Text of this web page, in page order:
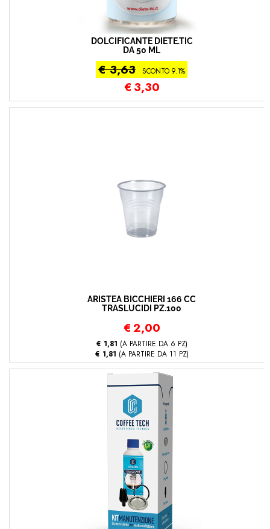
DOLCIFICANTE DIETE.TIC
DA 50 ML
€ 3,63 SCONTO 9.1%
€ 3,30
ARISTEA BICCHIERI 166 CC
TRASLUCIDI PZ.100
€2,00
€ 1,81 (A PARTIRE DA 6 PZ)
€ 1,81 (A PARTIRE DA 11 PZ)